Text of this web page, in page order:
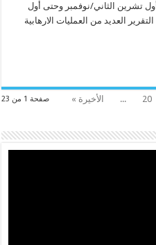
تشرين الثاني/نوفمبر وحتى أول
٢٠٢٥. ويستعرض التقرير العديد من العمليات الارهابية
صفحة 1 من 23 20
... الأخيرة »